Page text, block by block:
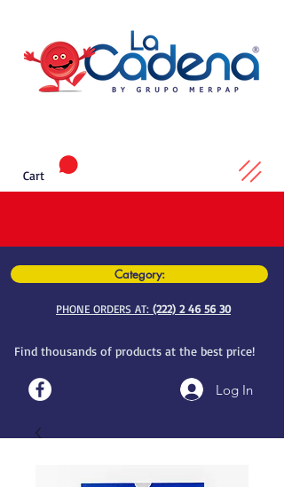
Category:
PHONE ORDERS AT: (222) 2 46 56 30
Find thousands of products at the best price!
Log In
Cart